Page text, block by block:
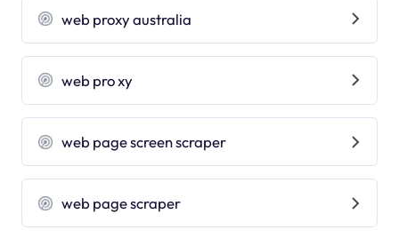
web proxy australia
web pro xy
web page screen scraper
web page scraper